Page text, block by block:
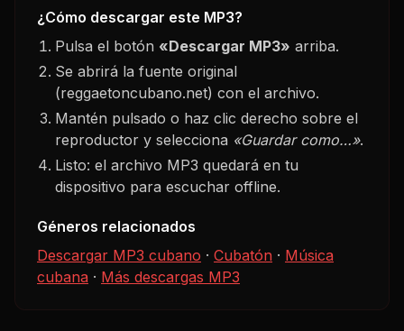
¿Cómo descargar este MP3?
Pulsa el botón «Descargar MP3» arriba.
Se abrirá la fuente original
(reggaetoncubano.net) con el archivo.
Mantén pulsado o haz clic derecho sobre el
reproductor y selecciona «Guardar como…».
Listo: el archivo MP3 quedará en tu
dispositivo para escuchar offline.
Géneros relacionados
Descargar MP3 cubano · Cubatón · Música
cubana · Más descargas MP3